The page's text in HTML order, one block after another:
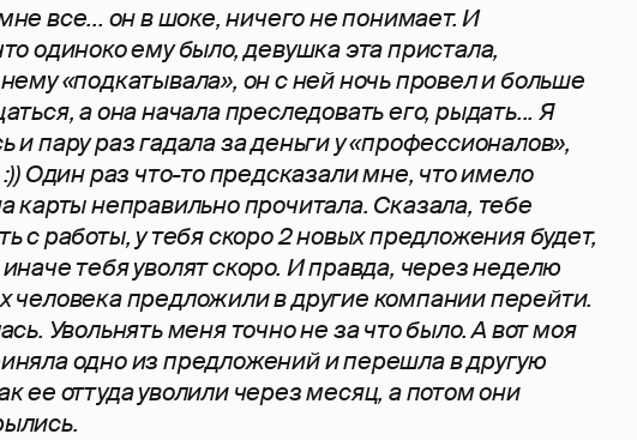
все... он в шоке, ничего не понимает. И
одиноко ему было, девушка эта пристала,
«подкатывала», он с ней ночь провел и больше
а она начала преследовать его, рыдать... Я
и пару раз гадала за деньги у «профессионалов»,
Один раз что-то предсказали мне, что имело
карты неправильно прочитала. Сказала, тебе
с работы, у тебя скоро 2 новых предложения будет,
тебя уволят скоро. И правда, через неделю
человека предложили в другие компании перейти.
Увольнять меня точно не за что было. А вот моя
одно из предложений и перешла в другую
ее оттуда уволили через месяц, а потом они